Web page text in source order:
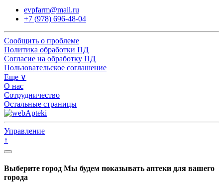
evpfarm@mail.ru
+7 (978) 696-48-04
Сообщить о проблеме
Политика обработки ПД
Согласие на обработку ПД
Пользовательское соглашение
Еще ∨
О нас
Сотрудничество
Остальные страницы
Управление
↑
Выберите город Мы будем показывать аптеки для вашего
города